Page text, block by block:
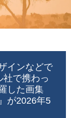
インなどで
社で携わっ
した画集
が2026年5